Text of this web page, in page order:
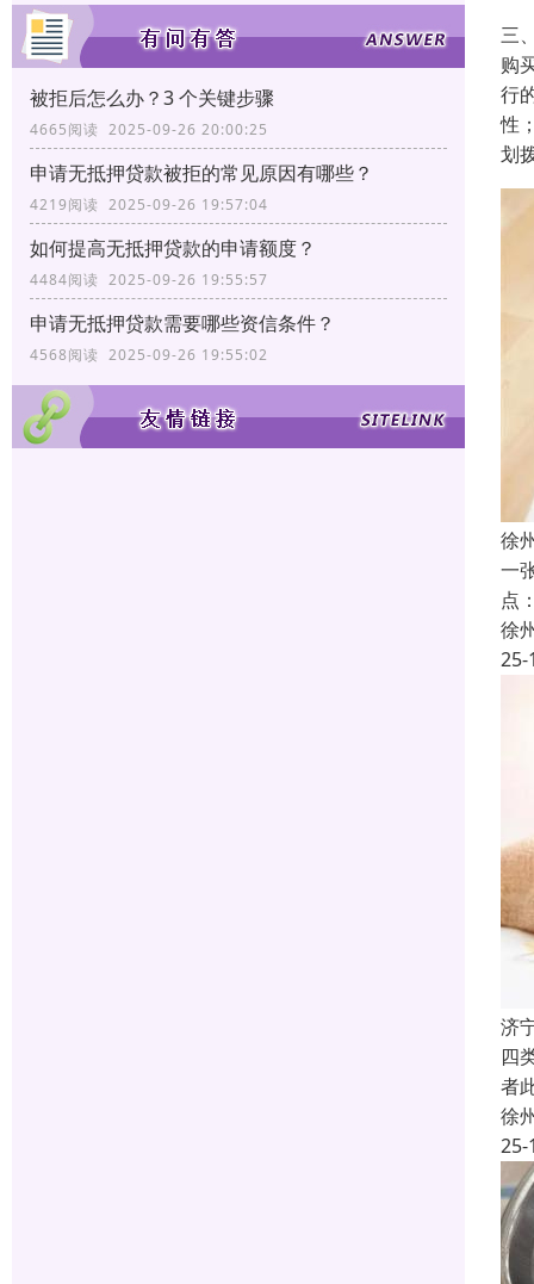
被拒后怎么办？3 个关键步骤
4665阅读 2025-09-26 20:00:25
申请无抵押贷款被拒的常见原因有哪些？
4219阅读 2025-09-26 19:57:04
如何提高无抵押贷款的申请额度？
4484阅读 2025-09-26 19:55:57
申请无抵押贷款需要哪些资信条件？
4568阅读 2025-09-26 19:55:02
三
购
行
性
划
徐
一
点
徐
25-
济
四
者
徐
25-